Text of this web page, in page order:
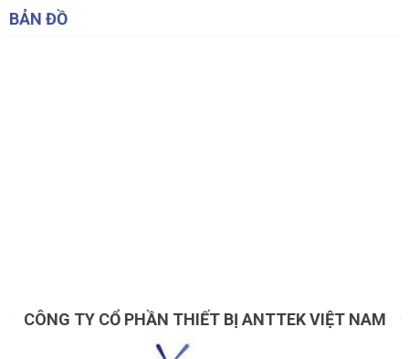
BẢN ĐỒ
CÔNG TY CỔ PHẦN THIẾT BỊ ANTTEK VIỆT NAM